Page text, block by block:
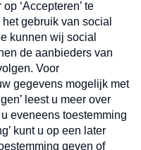
op onze